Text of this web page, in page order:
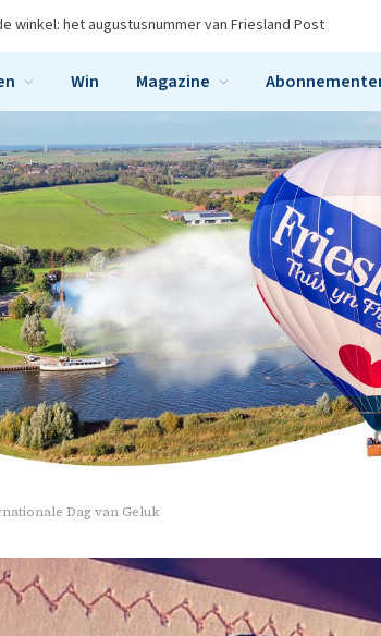
winkel: het augustusnummer van Friesland Post
Win Magazine
Dag van Geluk